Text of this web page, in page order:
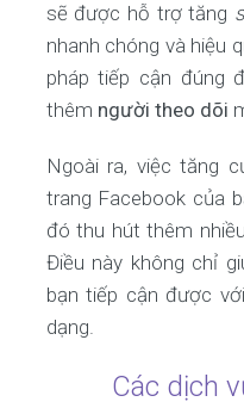
sẽ được hỗ trợ tăng
nhanh chóng và hiệu
pháp tiếp cận đúng
thêm người theo dõi
Ngoài ra, việc tăng
trang Facebook của
đó thu hút thêm nhiều
Điều này không chỉ
bạn tiếp cận được
dạng.
Các dịch